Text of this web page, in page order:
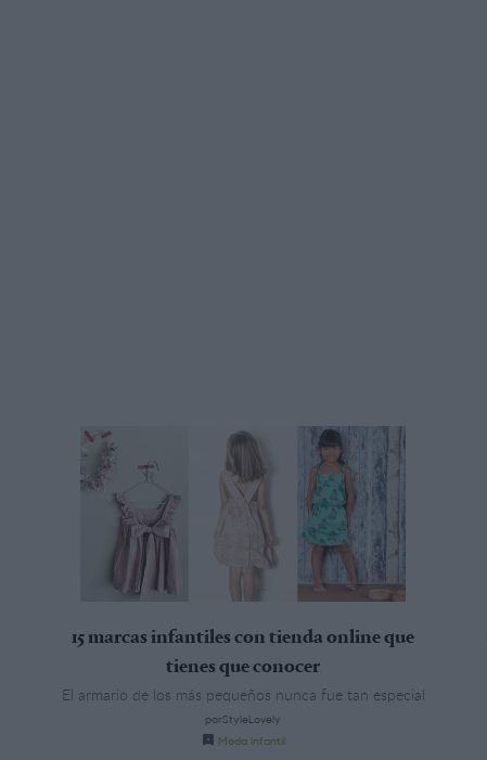
15 marcas infantiles con tienda online que
tienes que conocer
El armario de los más pequeños nunca fue tan especial
porStyleLovely
Moda infantil